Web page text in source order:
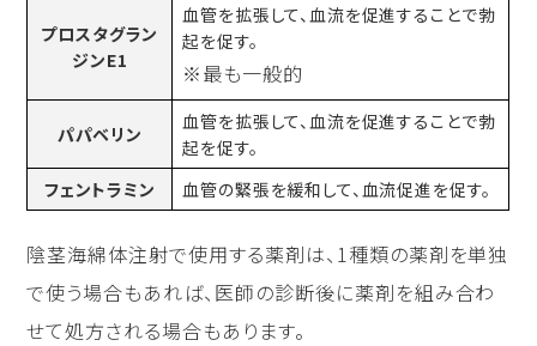
プロスタグラン
ジンE1
血管を拡張して、血流を促進することで勃
起を促す。
※最も一般的
パパベリン
血管を拡張して、血流を促進することで勃
起を促す。
フェントラミン
血管の緊張を緩和して、血流促進を促す。
陰茎海綿体注射で使用する薬剤は、1種類の薬剤を単独
で使う場合もあれば、医師の診断後に薬剤を組み合わ
せて処方される場合もあります。